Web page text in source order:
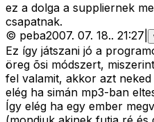
ez a dolga a suppliernek
csapatnak.
© peba2007. 07. 18.. 21:27
Ez így játszani jó a
öreg õsi módszert,
fel valamit, akkor azt
elég ha simán mp3-ban
Így elég ha egy ember